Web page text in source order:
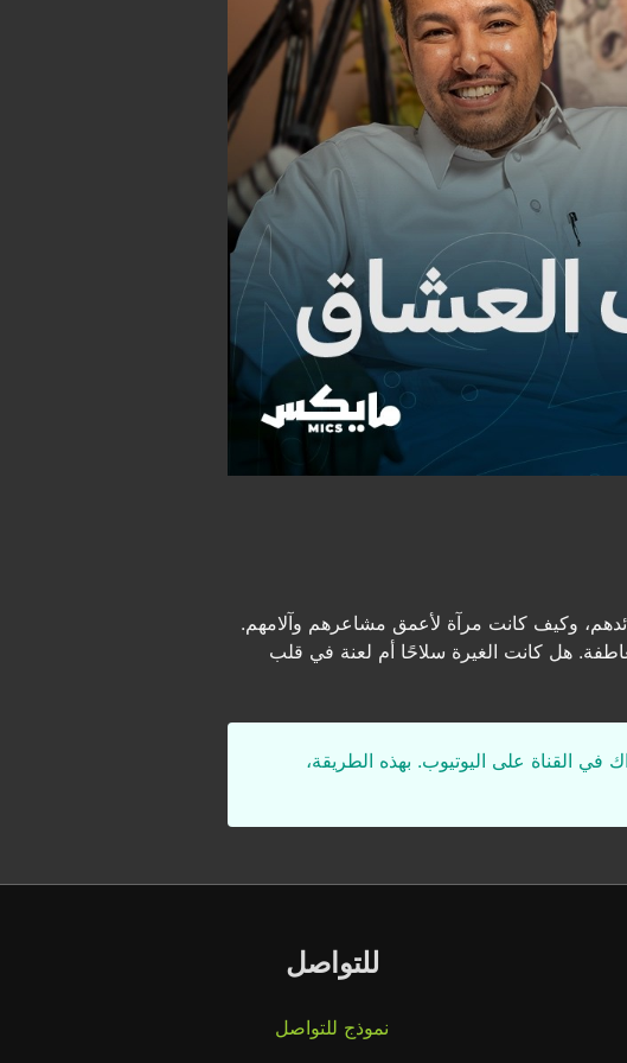
وكيف كانت مرآة لأعمق مشاعرهم وآلامهم.
هل كانت الغيرة سلاحًا أم لعنة في قلب
في القناة على اليوتيوب. بهذه الطريقة،
للتواصل
نموذج للتواصل